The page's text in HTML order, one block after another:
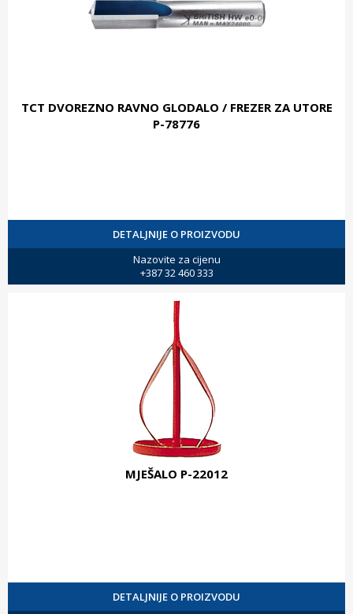
TCT DVOREZNO RAVNO GLODALO / FREZER ZA UTORE
P-78776
DETALJNIJE O PROIZVODU
Nazovite za cijenu
+387 32 460 333
MJEŠALO P-22012
DETALJNIJE O PROIZVODU